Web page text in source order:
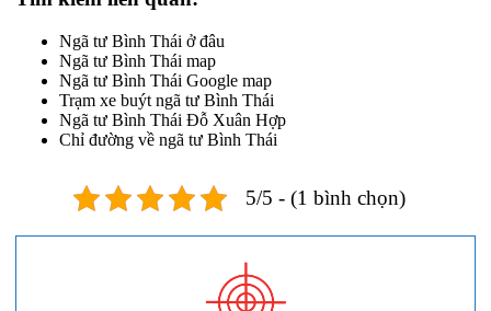
Ngã tư Bình Thái ở đâu
Ngã tư Bình Thái map
Ngã tư Bình Thái Google map
Trạm xe buýt ngã tư Bình Thái
Ngã tư Bình Thái Đỗ Xuân Hợp
Chỉ đường về ngã tư Bình Thái
5/5 - (1 bình chọn)